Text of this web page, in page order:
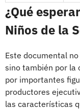
¿Qué
Niños de la
Este documental
sino también por la
por importantes
productores
las características